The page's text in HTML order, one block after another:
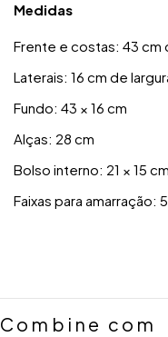
Medidas
Frente e costas: 43 cm
Laterais: 16 cm de
Fundo: 43 × 16 cm
Alças: 28 cm
Bolso interno: 21 × 15 cm
Faixas para amarração:
Combine com